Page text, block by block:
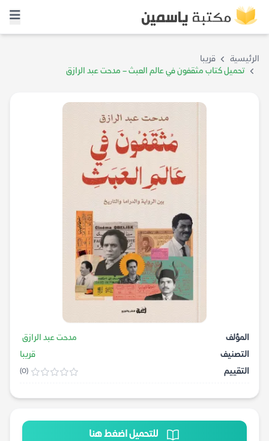
الرئيسية
قريبا
تحميل كتاب مثقفون في عالم العبث – مدحت عبد الرازق
المؤلف
مدحت عبد الرازق
التصنيف
قريبا
التقييم
(0)
للتحميل اضغط هنا